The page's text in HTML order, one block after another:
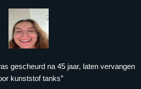
gescheurd na 45 jaar, laten vervangen
kunststof tanks”